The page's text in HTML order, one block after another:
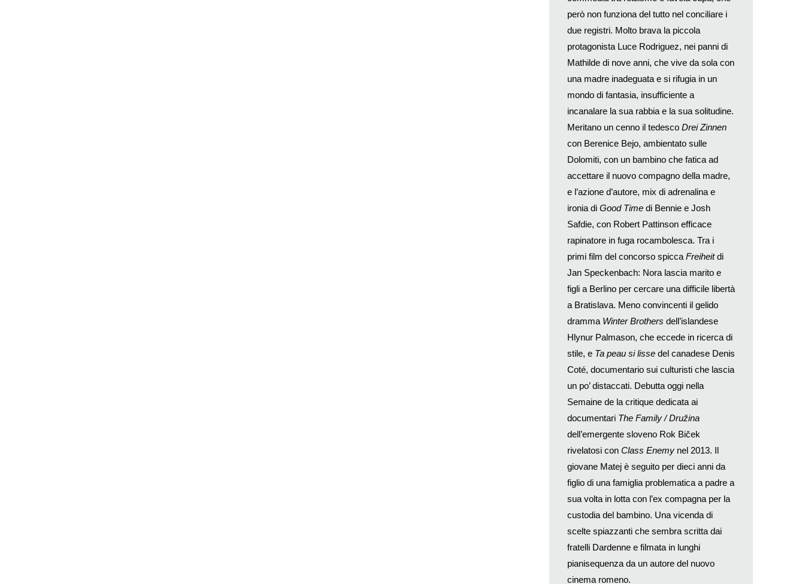
però non funziona del tutto nel conciliare i
due registri. Molto brava la piccola
protagonista Luce Rodriguez, nei panni di
Mathilde di nove anni, che vive da sola con
una madre inadeguata e si rifugia in un
mondo di fantasia, insufficiente a
incanalare la sua rabbia e la sua solitudine.
Meritano un cenno il tedesco Drei Zinnen
con Berenice Bejo, ambientato sulle
Dolomiti, con un bambino che fatica ad
accettare il nuovo compagno della madre,
e l’azione d’autore, mix di adrenalina e
ironia di Good Time di Bennie e Josh
Safdie, con Robert Pattinson efficace
rapinatore in fuga rocambolesca. Tra i
primi film del concorso spicca Freiheitdi
Jan Speckenbach: Nora lascia marito e
figli a Berlino per cercare una difficile libertà
a Bratislava. Meno convincenti il gelido
dramma Winter Brothers dell’islandese
Hlynur Palmason, che eccede in ricerca di
stile, e Ta peau si lisse del canadese Denis
Coté, documentario sui culturisti che lascia
un po’ distaccati. Debutta oggi nella
Semaine de la critique dedicata ai
documentari The Family / Družina
dell’emergente sloveno Rok Biček
rivelatosi con Class Enemy nel 2013. Il
giovane Matej è seguito per dieci anni da
figlio di una famiglia problematica a padre a
sua volta in lotta con l’ex compagna per la
custodia del bambino. Una vicenda di
scelte spiazzanti che sembra scritta dai
fratelli Dardenne e filmata in lunghi
pianisequenza da un autore del nuovo
cinema romeno.